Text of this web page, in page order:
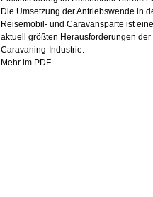
Die Umsetzung der Antriebswende in
Reisemobil- und Caravansparte ist
aktuell größten Herausforderungen der
Caravaning-Industrie.
Mehr im PDF...